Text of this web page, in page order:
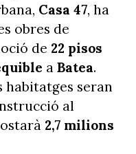
Casa 47, ha
obres de
de 22 pisos
a Batea.
habitatges seran
al
2,7 milions